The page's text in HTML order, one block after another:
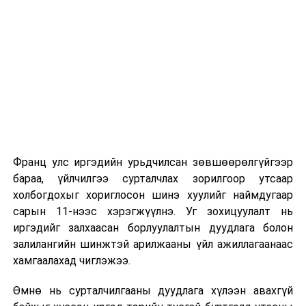
2026 оны 9 дүгээр сарын 13-наас оюутнуудыг
дотуур байранд оруулж эхэлнэ.
Сургууль, цэцэрлэгийн үйл ажиллагааны
зохицуулалт
2026 оны 8 дугаар сарын 17–28-ны өдрүүдэд
байранд элсэлт, бүртгэл болон бусад аливаа
Франц улс иргэдийн урьдчилсан зөвшөөрөлгүйгээр
бараа, үйлчилгээ сурталчлах зорилгоор утсаар
холбогдохыг хориглосон шинэ хуулийг наймдугаар
сарын 11-нээс хэрэгжүүлнэ. Уг зохицуулалт нь
иргэдийг залхаасан борлуулалтын дуудлага болон
залилангийн шинжтэй арилжааны үйл ажиллагаанаас
хамгаалахад чиглэжээ.
Өмнө нь сурталчилгааны дуудлага хүлээн авахгүй